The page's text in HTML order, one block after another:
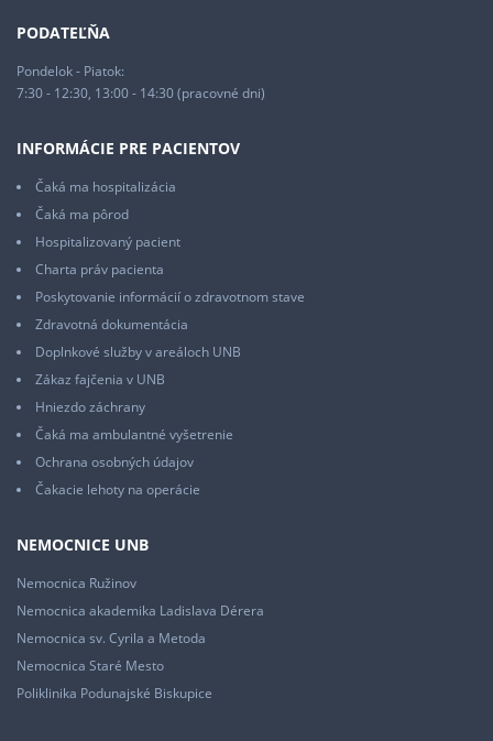
PODATEĽŇA
Pondelok - Piatok:
7:30 - 12:30, 13:00 - 14:30 (pracovné dni)
INFORMÁCIE PRE PACIENTOV
Čaká ma hospitalizácia
Čaká ma pôrod
Hospitalizovaný pacient
Charta práv pacienta
Poskytovanie informácií o zdravotnom stave
Zdravotná dokumentácia
Doplnkové služby v areáloch UNB
Zákaz fajčenia v UNB
Hniezdo záchrany
Čaká ma ambulantné vyšetrenie
Ochrana osobných údajov
Čakacie lehoty na operácie
NEMOCNICE UNB
Nemocnica Ružinov
Nemocnica akademika Ladislava Dérera
Nemocnica sv. Cyrila a Metoda
Nemocnica Staré Mesto
Poliklinika Podunajské Biskupice